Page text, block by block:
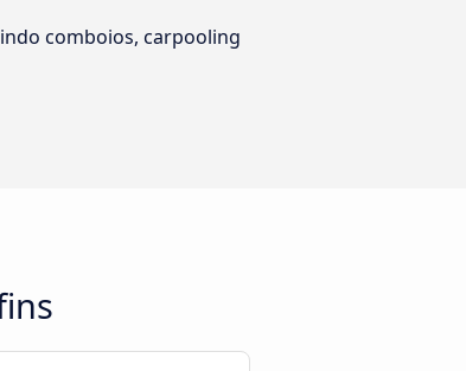
comboios, carpooling